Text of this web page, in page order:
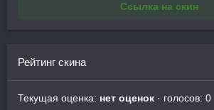
Ссылка на скин
Рейтинг скина
Текущая оценка: нет оценок · голосов: 0